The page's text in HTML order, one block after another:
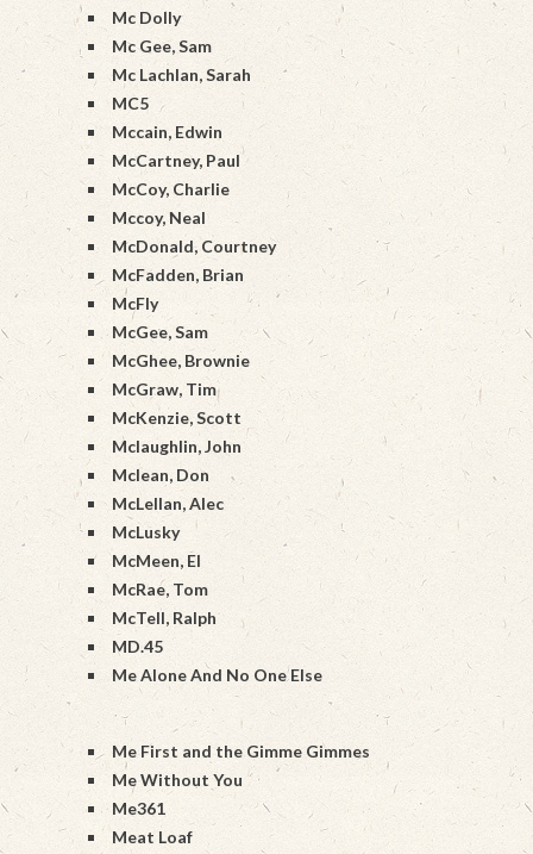
Mc Dolly
Mc Gee, Sam
Mc Lachlan, Sarah
MC5
Mccain, Edwin
McCartney, Paul
McCoy, Charlie
Mccoy, Neal
McDonald, Courtney
McFadden, Brian
McFly
McGee, Sam
McGhee, Brownie
McGraw, Tim
McKenzie, Scott
Mclaughlin, John
Mclean, Don
McLellan, Alec
McLusky
McMeen, El
McRae, Tom
McTell, Ralph
MD.45
Me Alone And No One Else
Me First and the Gimme Gimmes
Me Without You
Me361
Meat Loaf